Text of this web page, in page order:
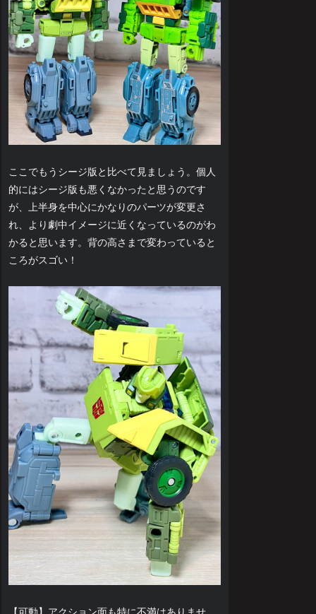
ここでもうシージ版と比べて見ましょう。個人
的にはシージ版も悪くなかったと思うのです
が、上半身を中心にかなりのパーツが変更さ
れ、より劇中イメージに近くなっているのがわ
かると思います。背の高さまで変わっていると
ころがスゴい！